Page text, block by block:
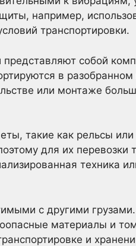
например,
транспортировки.
собой
в
или монтаже
такие как рельсы
для их перевозки
техника
с другими
материалы и
и